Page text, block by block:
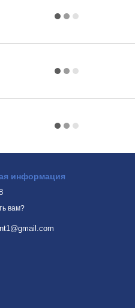
информация
вам?